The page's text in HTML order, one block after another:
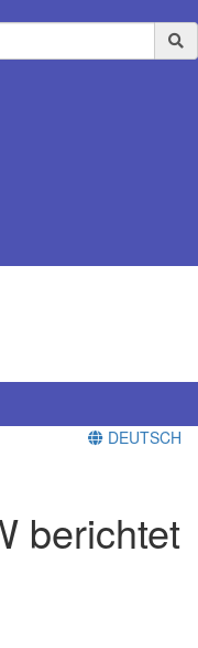
DEUTSCH
berichtet